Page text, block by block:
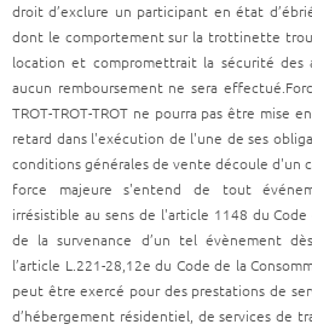
droit d’exclure un participant en état
dont le comportement sur la trottinette
location et compromettrait la sécurité des
aucun remboursement ne sera
TROT-TROT-TROT ne pourra pas être mise
retard dans l'exécution de l'une de ses
conditions générales de vente découle d'un
force majeure s'entend de tout
irrésistible au sens de l'article 1148 du
de la survenance d’un tel évènement
l’article L.221-28,12e du Code de la
peut être exercé pour des prestations de
d’hébergement résidentiel, de services de